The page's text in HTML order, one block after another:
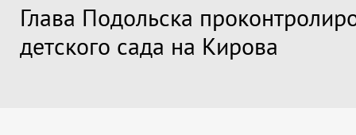
Глава Подольска
детского сада на Кирова